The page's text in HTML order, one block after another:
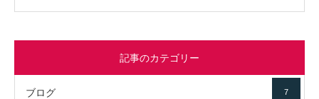
記事のカテゴリー
ブログ 7